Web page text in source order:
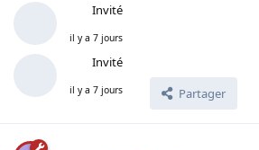
Invité
il y a 7 jours
Invité
il y a 7 jours Partager